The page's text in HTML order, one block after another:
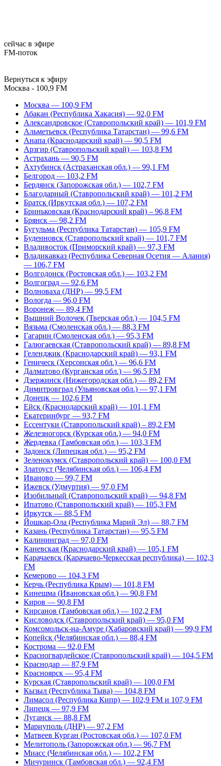
сейчас в эфире
FM-поток
Вернуться к эфиру
Москва - 100,9 FM
Москва — 100,9 FM
Абакан (Республика Хакасия) — 92,0 FM
Александровское (Ставропольский край) — 101,9 FM
Альметьевск (Республика Татарстан) — 99,6 FM
Анапа (Краснодарский край) — 90,5 FM
Арзгир (Ставропольский край) — 103,8 FM
Астрахань — 90,5 FM
Ахтубинск (Астраханская обл.) — 99,1 FM
Белгород — 103,2 FM
Бердянск (Запорожская обл.) — 102,7 FM
Благодарный (Ставропольский край) — 101,2 FM
Братск (Иркутская обл.) — 107,2 FM
Бриньковская (Краснодарский край) – 96,8 FM
Брянск — 98,2 FM
Бугульма (Республика Татарстан) — 105,9 FM
Буденновск (Ставропольский край) — 101,7 FM
Владивосток (Приморский край) — 97,3 FM
Владикавказ (Республика Северная Осетия — Алания)
— 106,7 FM
Волгодонск (Ростовская обл.) — 103,2 FM
Волгоград — 92,6 FM
Волноваха (ДНР) — 99,5 FM
Вологда — 96,0 FM
Воронеж — 89,4 FM
Вышний Волочек (Тверская обл.) — 104,5 FM
Вязьма (Смоленская обл.) — 88,3 FM
Гагарин (Смоленская обл.) — 95,3 FM
Галюгаевская (Ставропольский край) — 89,8 FM
Геленджик (Краснодарский край) — 93,1 FM
Геническ (Херсонская обл.) — 96,6 FM
Далматово (Курганская обл.) — 96,5 FM
Дзержинск (Нижегородская обл.) — 89,2 FM
Димитровград (Ульяновская обл.) — 97,1 FM
Донецк — 102,6 FM
Ейск (Краснодарский край) — 101,1 FM
Екатеринбург — 93,7 FM
Ессентуки (Ставропольский край) – 89,2 FM
Железногорск (Курская обл.) — 94,0 FM
Жердевка (Тамбовская обл.) — 103,3 FM
Задонск (Липецкая обл.) — 95,2 FM
Зеленокумск (Ставропольский край) — 100,0 FM
Златоуст (Челябинская обл.) — 106,4 FM
Иваново — 99,7 FM
Ижевск (Удмуртия) — 97,0 FM
Изобильный (Ставропольский край) — 94,8 FM
Ипатово (Ставропольский край) — 105,3 FM
Иркутск — 88,5 FM
Йошкар-Ола (Республика Марий Эл) — 88,7 FM
Казань (Республика Татарстан) — 95,5 FM
Калининград — 97,0 FM
Каневская (Краснодарский край) — 105,1 FM
Карачаевск (Карачаево-Черкесская республика) — 102,3
FM
Кемерово — 104,3 FM
Керчь (Республика Крым) — 101,8 FM
Кинешма (Ивановская обл.) — 90,8 FM
Киров — 90,8 FM
Кирсанов (Тамбовская обл.) — 102,2 FM
Кисловодск (Ставропольский край) — 95,0 FM
Комсомольск-на-Амуре (Хабаровский край) — 99,9 FM
Копейск (Челябинская обл.) — 88,4 FM
Кострома — 92,0 FM
Красногвардейское (Ставропольский край) — 104,5 FM
Краснодар — 87,9 FM
Красноярск — 95,4 FM
Курская (Ставропольский край) — 100,0 FM
Кызыл (Республика Тыва) — 104,8 FM
Лимасол (Республика Кипр) — 102,9 FM и 107,9 FM
Липецк — 97,9 FM
Луганск — 88,8 FM
Мариуполь (ДНР) — 97,2 FM
Матвеев Курган (Ростовская обл.) — 107,0 FM
Мелитополь (Запорожская обл.) — 96,7 FM
Миасс (Челябинская обл.) — 102,2 FM
Мичуринск (Тамбовская обл.) — 92,4 FM